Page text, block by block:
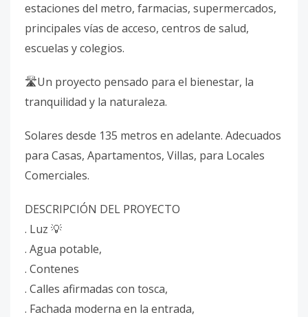
estaciones del metro, farmacias, supermercados,
principales vías de acceso, centros de salud,
escuelas y colegios.
🛣️Un proyecto pensado para el bienestar, la
tranquilidad y la naturaleza.
Solares desde 135 metros en adelante. Adecuados
para Casas, Apartamentos, Villas, para Locales
Comerciales.
DESCRIPCIÓN DEL PROYECTO
. Luz 💡
. Agua potable,
. Contenes
. Calles afirmadas con tosca,
. Fachada moderna en la entrada,